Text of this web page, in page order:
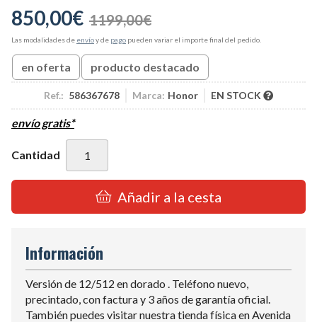
850,00€ 1199,00€
Las modalidades de envíoy de pago pueden variar el importe final del pedido.
en oferta producto destacado
Ref.: 586367678 Marca: Honor EN STOCK
envío gratis*
Cantidad
Añadir a la cesta
Información
Versión de 12/512 en dorado . Teléfono nuevo,
precintado, con factura y 3 años de garantía oficial.
También puedes visitar nuestra tienda física en Avenida